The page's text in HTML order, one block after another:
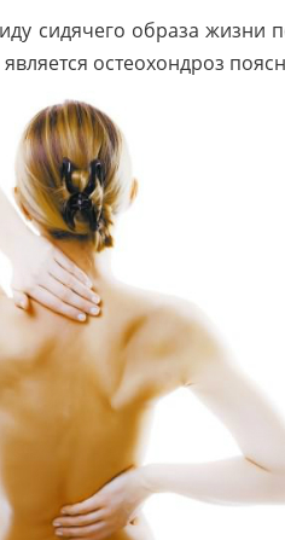
сидячего образа жизни
является остеохондроз